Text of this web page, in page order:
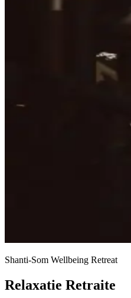
Shanti-Som Wellbeing Retreat
Relaxatie Retraite